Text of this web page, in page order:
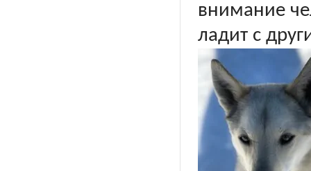
внимание
ладит с